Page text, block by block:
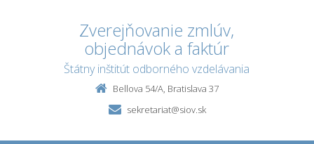
Zverejňovanie zmlúv,
objednávok a faktúr
Štátny inštitút odborného vzdelávania
Bellova 54/A, Bratislava 37
sekretariat@siov.sk